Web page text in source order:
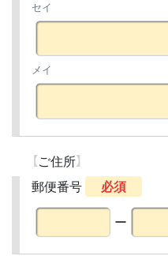
セイ
メイ
ご住所
郵便番号
必須
ー